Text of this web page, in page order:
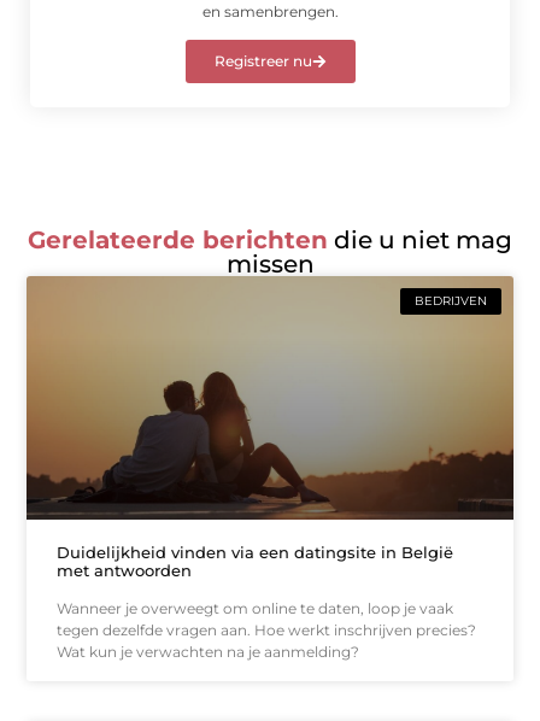
en samenbrengen.
Registreer nu
Gerelateerde berichten die u niet mag
missen
BEDRIJVEN
Duidelijkheid vinden via een datingsite in België
met antwoorden
Wanneer je overweegt om online te daten, loop je vaak
tegen dezelfde vragen aan. Hoe werkt inschrijven precies?
Wat kun je verwachten na je aanmelding?